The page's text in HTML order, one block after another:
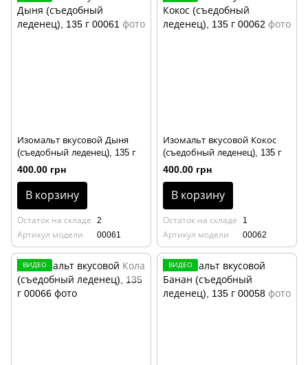
Изомальт вкусовой Дыня
(съедобный леденец), 135 г
400.00 грн
В корзину
Остаток на складе
2
Артикул модели
00061
Изомальт вкусовой Кокос
(съедобный леденец), 135 г
400.00 грн
В корзину
Остаток на складе
1
Артикул модели
00062
ВИДЕО ВИДЕО